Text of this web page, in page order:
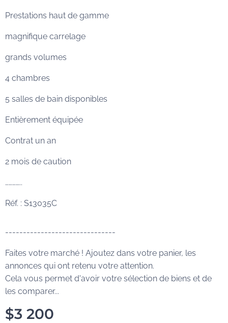
Prestations haut de gamme
magnifique carrelage
grands volumes
4 chambres
5 salles de bain disponibles
Entièrement équipée
Contrat un an
2 mois de caution
…………..
Réf. : S13035C
-------------------------------
Faites votre marché ! Ajoutez dans votre panier, les
annonces qui ont retenu votre attention.
Cela vous permet d'avoir votre sélection de biens et de
les comparer...
$3 200